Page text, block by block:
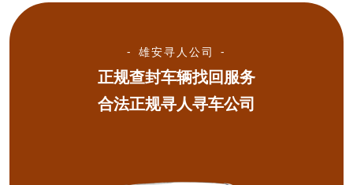
雄安寻人公司
正规查封车辆找回服务
合法正规寻人寻车公司